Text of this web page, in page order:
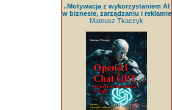
..Motywacja z wykorzystaniem AI
w biznesie, zarządzaniu i reklamie
Mateusz Tkaczyk